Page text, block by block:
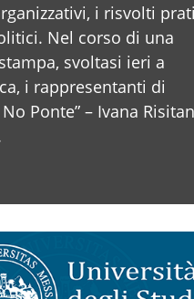
i risvolti
Nel corso di una
svoltasi ieri a
i rappresentanti di
Ponte” – Ivana